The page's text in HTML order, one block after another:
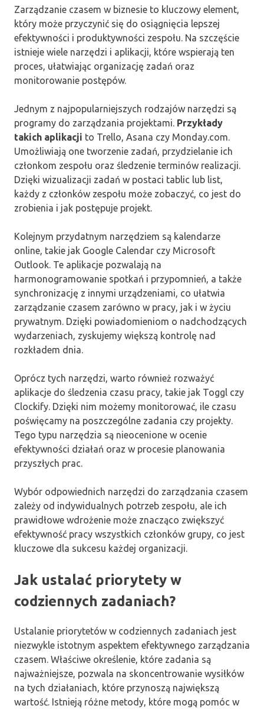
Zarządzanie czasem w biznesie to kluczowy element,
który może przyczynić się do osiągnięcia lepszej
efektywności i produktywności zespołu. Na szczęście
istnieje wiele narzędzi i aplikacji, które wspierają ten
proces, ułatwiając organizację zadań oraz
monitorowanie postępów.
Jednym z najpopularniejszych rodzajów narzędzi są
programy do zarządzania projektami. Przykłady
takich aplikacji to Trello, Asana czy Monday.com.
Umożliwiają one tworzenie zadań, przydzielanie ich
członkom zespołu oraz śledzenie terminów realizacji.
Dzięki wizualizacji zadań w postaci tablic lub list,
każdy z członków zespołu może zobaczyć, co jest do
zrobienia i jak postępuje projekt.
Kolejnym przydatnym narzędziem są kalendarze
online, takie jak Google Calendar czy Microsoft
Outlook. Te aplikacje pozwalają na
harmonogramowanie spotkań i przypomnień, a także
synchronizację z innymi urządzeniami, co ułatwia
zarządzanie czasem zarówno w pracy, jak i w życiu
prywatnym. Dzięki powiadomieniom o nadchodzących
wydarzeniach, zyskujemy większą kontrolę nad
rozkładem dnia.
Oprócz tych narzędzi, warto również rozważyć
aplikacje do śledzenia czasu pracy, takie jak Toggl czy
Clockify. Dzięki nim możemy monitorować, ile czasu
poświęcamy na poszczególne zadania czy projekty.
Tego typu narzędzia są nieocenione w ocenie
efektywności działań oraz w procesie planowania
przyszłych prac.
Wybór odpowiednich narzędzi do zarządzania czasem
zależy od indywidualnych potrzeb zespołu, ale ich
prawidłowe wdrożenie może znacząco zwiększyć
efektywność pracy wszystkich członków grupy, co jest
kluczowe dla sukcesu każdej organizacji.
Jak ustalać priorytety w
codziennych zadaniach?
Ustalanie priorytetów w codziennych zadaniach jest
niezwykle istotnym aspektem efektywnego zarządzania
czasem. Właściwe określenie, które zadania są
najważniejsze, pozwala na skoncentrowanie wysiłków
na tych działaniach, które przynoszą największą
wartość. Istnieją różne metody, które mogą pomóc w